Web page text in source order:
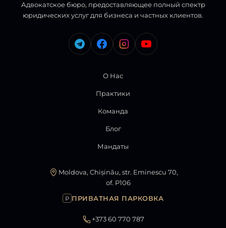
Адвокатское бюро, предоставляющее полный спектр
юридических услуг для бизнеса и частных клиентов.
О Нас
Практики
Команда
Блог
Мандаты
Moldova, Chișinău, str. Eminescu 70,
of. P106
P ПРИВАТНАЯ ПАРКОВКА
+373 60 770 787